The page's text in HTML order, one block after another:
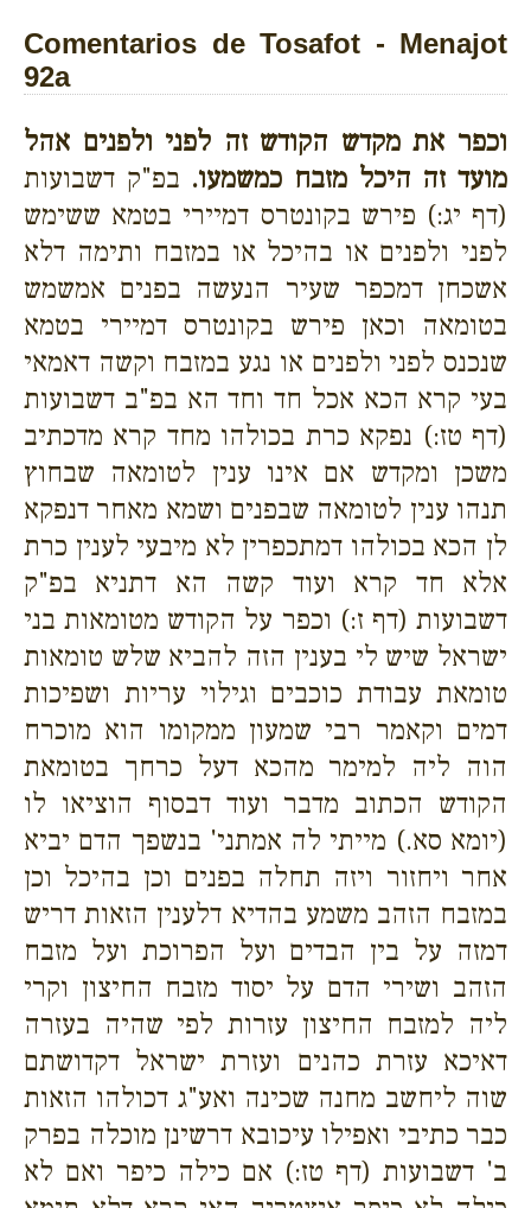
Comentarios de Tosafot - Menajot
92a
וכפר את מקדש הקודש זה לפני ולפנים אהל
מועד זה היכל מזבח כמשמעו. בפ"ק דשבועות
(דף יג:) פירש בקונטרס דמיירי בטמא ששימש
לפני ולפנים או בהיכל או במזבח ותימה דלא
אשכחן דמכפר שעיר הנעשה בפנים אמשמש
בטומאה וכאן פירש בקונטרס דמיירי בטמא
שנכנס לפני ולפנים או נגע במזבח וקשה דאמאי
בעי קרא הכא אכל חד וחד הא בפ"ב דשבועות
(דף טז:) נפקא כרת בכולהו מחד קרא מדכתיב
משכן ומקדש אם אינו ענין לטומאה שבחוץ
תנהו ענין לטומאה שבפנים ושמא מאחר דנפקא
לן הכא בכולהו דמתכפרין לא מיבעי לענין כרת
אלא חד קרא ועוד קשה הא דתניא בפ"ק
דשבועות (דף ז:) וכפר על הקודש מטומאות בני
ישראל שיש לי בענין הזה להביא שלש טומאות
טומאת עבודת כוכבים וגילוי עריות ושפיכות
דמים וקאמר רבי שמעון ממקומו הוא מוכרח
הוה ליה למימר מהכא דעל כרחך בטומאת
הקודש הכתוב מדבר ועוד דבסוף הוציאו לו
(יומא סא.) מייתי לה אמתני' בנשפך הדם יביא
אחר ויחזור ויזה תחלה בפנים וכן בהיכל וכן
במזבח הזהב משמע בהדיא דלענין הזאות דריש
דמזה על בין הבדים ועל הפרוכת ועל מזבח
הזהב ושירי הדם על יסוד מזבח החיצון וקרי
ליה למזבח החיצון עזרות לפי שהיה בעזרה
דאיכא עזרת כהנים ועזרת ישראל דקדושתם
שוה ליחשב מחנה שכינה ואע"ג דכולהו הזאות
כבר כתיבי ואפילו עיכובא דרשינן מוכלה בפרק
ב' דשבועות (דף טז:) אם כילה כיפר ואם לא